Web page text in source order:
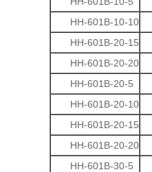
HH-601B-10-10
HH-601B-20-15
HH-601B-20-20
HH-601B-20-5
HH-601B-20-10
HH-601B-20-15
HH-601B-20-20
HH-601B-30-5